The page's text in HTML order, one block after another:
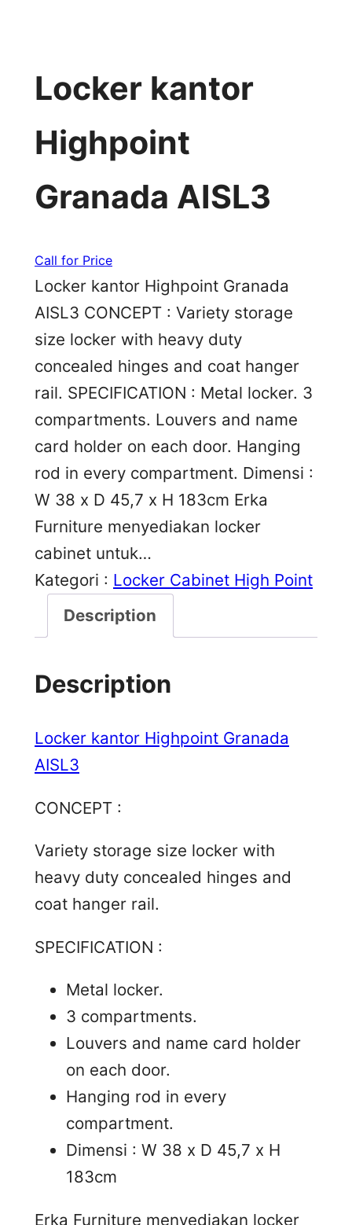
Locker kantor
Highpoint
Granada AISL3
Call for Price
Locker kantor Highpoint Granada
AISL3 CONCEPT : Variety storage
size locker with heavy duty
concealed hinges and coat hanger
rail. SPECIFICATION : Metal locker. 3
compartments. Louvers and name
card holder on each door. Hanging
rod in every compartment. Dimensi :
W 38 x D 45,7 x H 183cm Erka
Furniture menyediakan locker
cabinet untuk…
Kategori : Locker Cabinet High Point
Description
Description
Locker kantor Highpoint Granada
AISL3
CONCEPT :
Variety storage size locker with
heavy duty concealed hinges and
coat hanger rail.
SPECIFICATION :
Metal locker.
3 compartments.
Louvers and name card holder
on each door.
Hanging rod in every
compartment.
Dimensi : W 38 x D 45,7 x H
183cm
Erka Furniture menyediakan locker